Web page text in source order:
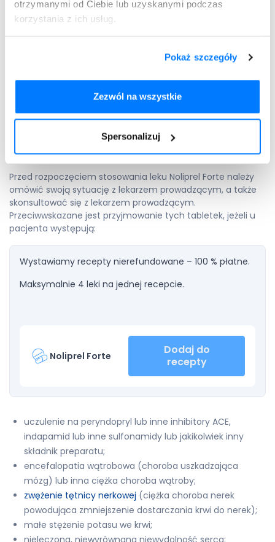
otrzymanymi od Ciebie lub uzyskanymi podczas
korzystania z ich usług.
Pokaż szczegóły
Zezwól na wszystkie
Spersonalizuj
widzenia lub ból oczu;
toczeń rumieniowaty układowy;
Wszystkie skutki uboczne wraz z częstotliwością ich
opakowania. Wszelkie objawy niepożądane należy zgłaszać
lekarzowi prowadzącemu.
Jakie są przeciwskazania do
stosowania Noliprel Forte?
Przed rozpoczęciem stosowania leku Noliprel Forte należy
omówić swoją sytuację z lekarzem prowadzącym, a także
skonsultować się z lekarzem prowadzącym.
Przeciwwskazane jest przyjmowanie tych tabletek, jeżeli u
pacjenta występują:
Wystawiamy recepty nierefundowane – 100 % płatne.
Maksymalnie 4 leki na jednej recepcie.
Noliprel Forte
Dodaj do
recepty
uczulenie na peryndopryl lub inne inhibitory ACE,
indapamid lub inne sulfonamidy lub jakikolwiek inny
składnik preparatu;
encefalopatia wątrobowa (choroba uszkadzająca
mózg) lub inna ciężka choroba wątroby;
zwężenie tętnicy nerkowej (ciężka choroba nerek
powodująca zmniejszenie dostarczania krwi do nerek);
małe stężenie potasu we krwi;